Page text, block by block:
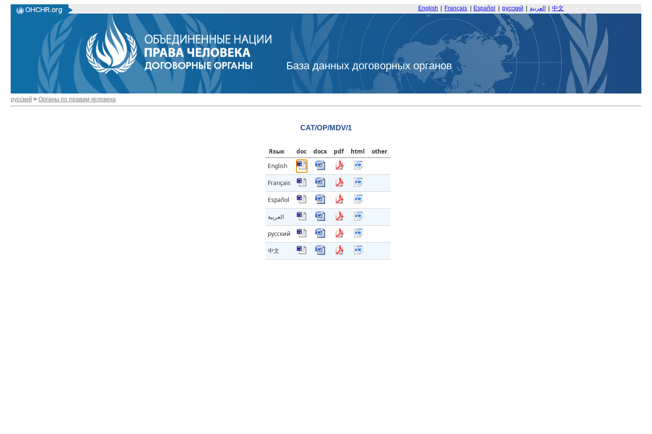
English Français Español русский العربية 中文
База данных договорных органов
русский > Органы по правам человека
CAT/OP/MDV/1
Язык doc docx pdf html
other
English
Français
Español
العربية
русский
中文